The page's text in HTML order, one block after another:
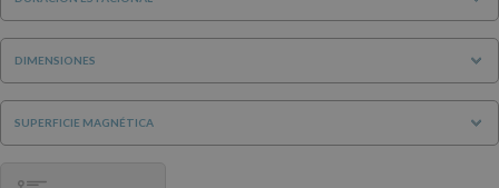
DIMENSIONES
SUPERFICIE MAGNÉTICA